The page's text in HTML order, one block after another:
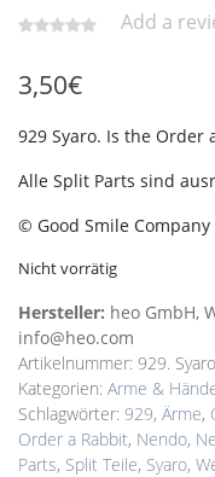
Add a
3,50€
929 Syaro. Is the Order
Alle Split Parts sind
© Good Smile Company
Nicht vorrätig
Hersteller: heo GmbH,
info@heo.com
Artikelnummer: 929.
Kategorien: Arme &
Schlagwörter: 929, Ärme,
Order a Rabbit, Nendo,
Parts, Split Teile, Syaro,